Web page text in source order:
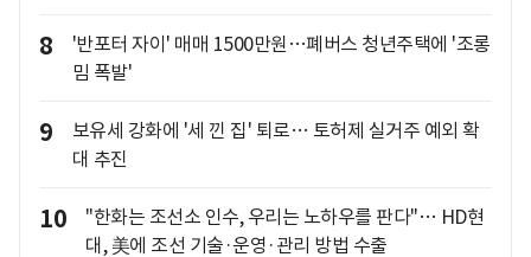
8
'반포터 자이' 매매 1500만원…폐버스 청년주택에 '조롱
밈 폭발'
9
보유세 강화에 '세 낀 집' 퇴로… 토허제 실거주 예외 확
대 추진
10
"한화는 조선소 인수, 우리는 노하우를 판다"… HD현
대, 美에 조선 기술·운영·관리 방법 수출